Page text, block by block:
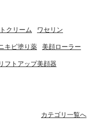
クリーム ワセリン
キビ塗り薬 美顔ローラー
リフトアップ美顔器
カテゴリ一覧へ